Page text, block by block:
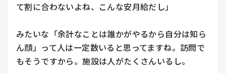
て割に合わないよね、こんな安月給だし」
みたいな「余計なことは誰かがやるから自分は知ら
ん顔」って人は一定数いると思ってますね。訪問で
もそうですから。施設は人がたくさんいるし。